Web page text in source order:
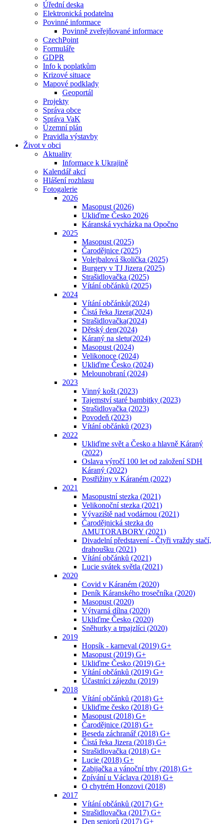
Úřední deska
Elektronická podatelna
Povinné informace
Povinně zveřejňované informace
CzechPoint
Formuláře
GDPR
Info k poplatkům
Krizové situace
Mapové podklady
Geoportál
Projekty
Správa obce
Správa VaK
Územní plán
Pravidla výstavby
Život v obci
Aktuality
Informace k Ukrajině
Kalendář akcí
Hlášení rozhlasu
Fotogalerie
2026
Masopust (2026)
Ukliďme Česko 2026
Káranská vycházka na Opočno
2025
Masopust (2025)
Čarodějnice (2025)
Volejbalová školička (2025)
Burgery v TJ Jizera (2025)
Strašidlovačka (2025)
Vítání občánků (2025)
2024
Vítání občánků(2024)
Čistá řeka Jizera(2024)
Strašidlovačka(2024)
Dětský den(2024)
Káraný na sletu(2024)
Masopust (2024)
Velikonoce (2024)
Ukliďme Česko (2024)
Melounobraní (2024)
2023
Vinný košt (2023)
Tajemství staré bambitky (2023)
Strašidlovačka (2023)
Povodeň (2023)
Vítání občánků (2023)
2022
Ukliďme svět a Česko a hlavně Káraný
(2022)
Oslava výročí 100 let od založení SDH
Káraný (2022)
Postřižiny v Káraném (2022)
2021
Masopustní stezka (2021)
Velikonoční stezka (2021)
Vývaziště nad vodárnou (2021)
Čarodějnická stezka do
AMUTORABORY (2021)
Divadelní představení - Čtyři vraždy stačí,
drahoušku (2021)
Vítání občánků (2021)
Lucie svátek světla (2021)
2020
Covid v Káraném (2020)
Deník Káranského trosečníka (2020)
Masopust (2020)
Výtvarná dílna (2020)
Ukliďme Česko (2020)
Sněhurky a trpajzlíci (2020)
2019
Hopsík - karneval (2019) G+
Masopust (2019) G+
Ukliďme Česko (2019) G+
Vítání občánků (2019) G+
Účastníci zájezdu (2019)
2018
Vítání občánků (2018) G+
Ukliďme česko (2018) G+
Masopust (2018) G+
Čarodějnice (2018) G+
Beseda záchranář (2018) G+
Čistá řeka Jizera (2018) G+
Strašidlovačka (2018) G+
Lucie (2018) G+
Zabijačka a vánoční trhy (2018) G+
Zpívání u Václava (2018) G+
O chytrém Honzovi (2018)
2017
Vítání občánků (2017) G+
Strašidlovačka (2017) G+
Den seniorů (2017) G+